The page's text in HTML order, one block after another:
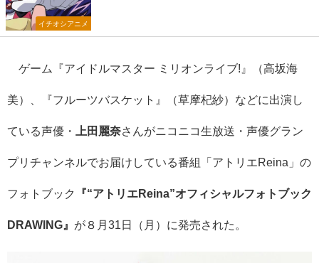
イチオシアニメ
ゲーム『アイドルマスター ミリオンライブ!』（高坂海
美）、『フルーツバスケット』（草摩杞紗）などに出演し
ている声優・ 上田麗奈さんがニコニコ生放送・声優グラン
プリチャンネルでお届けしている番組「アトリエReina」の
フォトブック 『“アトリエReina”オフィシャルフォトブック
DRAWING』 が８月31日（月）に発売された。